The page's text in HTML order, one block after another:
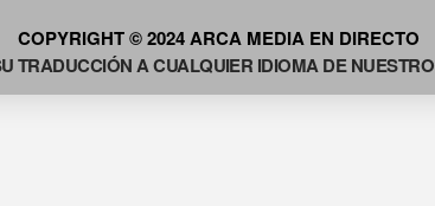
COPYRIGHT © 2024 ARCA MEDIA EN DIRECTO
A CUALQUIER IDIOMA DE